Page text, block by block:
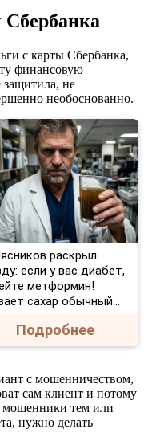
с карты Сбербанка,
финансовую
защитила, не
необоснованно.
раскрыл
если у вас диабет,
метформин!
сахар обычный...
Подробнее
с мошенничеством,
сам клиент и потому
мошенники тем или
нужно делать